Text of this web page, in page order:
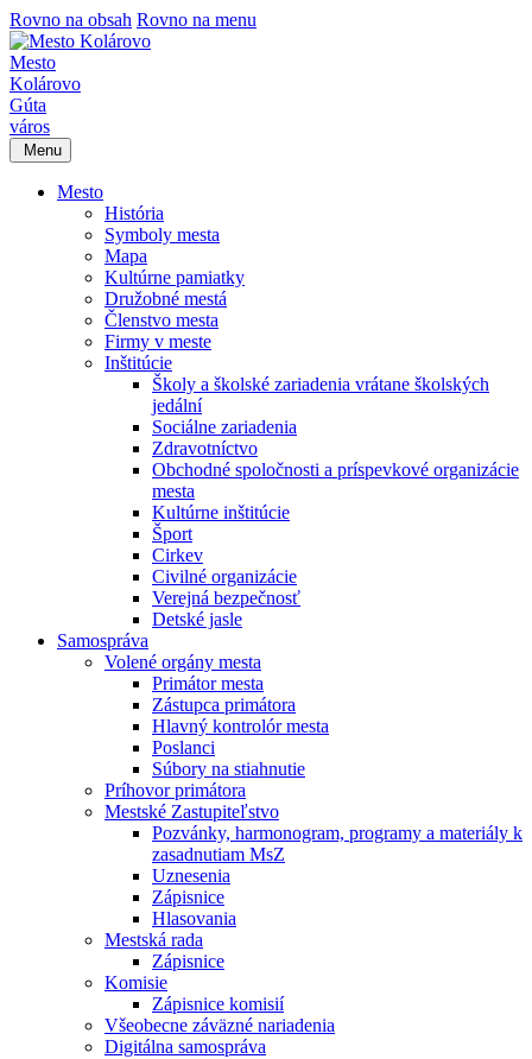
Rovno na obsah Rovno na menu
Mesto
Kolárovo
Gúta
város
Menu
Mesto
História
Symboly mesta
Mapa
Kultúrne pamiatky
Družobné mestá
Členstvo mesta
Firmy v meste
Inštitúcie
Školy a školské zariadenia vrátane školských
jedální
Sociálne zariadenia
Zdravotníctvo
Obchodné spoločnosti a príspevkové organizácie
mesta
Kultúrne inštitúcie
Šport
Cirkev
Civilné organizácie
Verejná bezpečnosť
Detské jasle
Samospráva
Volené orgány mesta
Primátor mesta
Zástupca primátora
Hlavný kontrolór mesta
Poslanci
Súbory na stiahnutie
Príhovor primátora
Mestské Zastupiteľstvo
Pozvánky, harmonogram, programy a materiály k
zasadnutiam MsZ
Uznesenia
Zápisnice
Hlasovania
Mestská rada
Zápisnice
Komisie
Zápisnice komisií
Všeobecne záväzné nariadenia
Digitálna samospráva